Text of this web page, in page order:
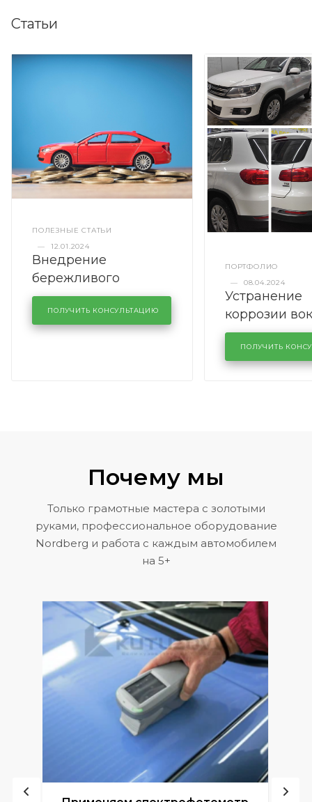
Статьи
ПОЛЕЗНЫЕ СТАТЬИ
—
12.01.2024
Внедрение
бережливого
производства в
кузовном сервисе
KUTUZOVV
ПОЛУЧИТЬ КОНСУЛЬТАЦИЮ
ПОРТФОЛИО
—
08.04.2024
Устранение
коррозии
лобового
районе
Volkswagen
ПОЛУЧИТЬ
Почему мы
Только грамотные мастера с золотыми
руками, профессиональное оборудование
Nordberg и работа с каждым автомобилем
на 5+